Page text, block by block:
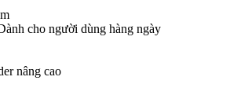
cho người dùng hàng ngày
nâng cao